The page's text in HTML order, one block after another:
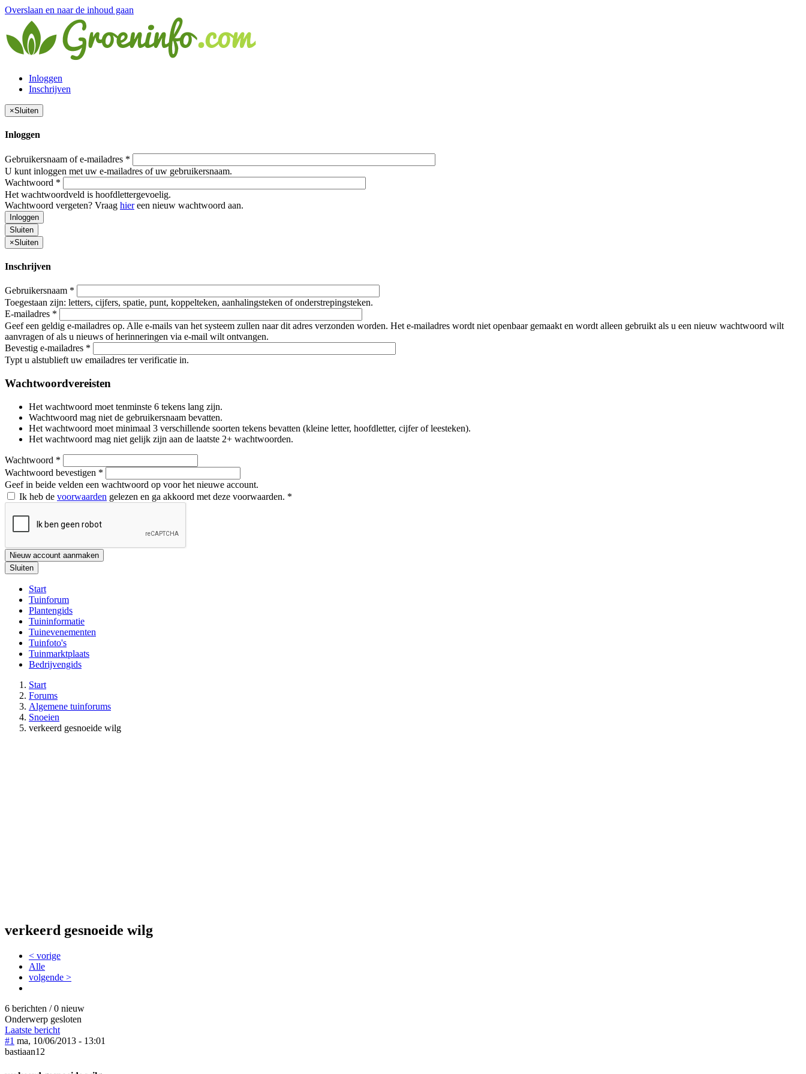
Overslaan en naar de inhoud gaan
Inloggen
Inschrijven
×Sluiten
Inloggen
Gebruikersnaam of e-mailadres *
U kunt inloggen met uw e-mailadres of uw gebruikersnaam.
Wachtwoord *
Het wachtwoordveld is hoofdlettergevoelig.
Wachtwoord vergeten? Vraag hiereen nieuw wachtwoord aan.
Inloggen
Sluiten
×Sluiten
Inschrijven
Gebruikersnaam *
Toegestaan zijn: letters, cijfers, spatie, punt, koppelteken, aanhalingsteken of onderstrepingsteken.
E-mailadres *
Geef een geldig e-mailadres op. Alle e-mails van het systeem zullen naar dit adres verzonden worden. Het e-mailadres wordt niet openbaar gemaakt en wordt alleen gebruikt als u een nieuw wachtwoord wilt
aanvragen of als u nieuws of herinneringen via e-mail wilt ontvangen.
Bevestig e-mailadres *
Typt u alstublieft uw emailadres ter verificatie in.
Wachtwoordvereisten
Het wachtwoord moet tenminste 6 tekens lang zijn.
Wachtwoord mag niet de gebruikersnaam bevatten.
Het wachtwoord moet minimaal 3 verschillende soorten tekens bevatten (kleine letter, hoofdletter, cijfer of leesteken).
Het wachtwoord mag niet gelijk zijn aan de laatste 2+ wachtwoorden.
Wachtwoord *
Wachtwoord bevestigen *
Geef in beide velden een wachtwoord op voor het nieuwe account.
Ik heb de voorwaarden gelezen en ga akkoord met deze voorwaarden. *
Nieuw account aanmaken
Sluiten
Start
Tuinforum
Plantengids
Tuininformatie
Tuinevenementen
Tuinfoto's
Tuinmarktplaats
Bedrijvengids
Start
Forums
Algemene tuinforums
Snoeien
verkeerd gesnoeide wilg
verkeerd gesnoeide wilg
< vorige
Alle
volgende >
6 berichten / 0 nieuw
Onderwerp gesloten
Laatste bericht
#1 ma, 10/06/2013 - 13:01
bastiaan12